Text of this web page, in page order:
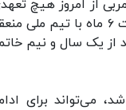
از امروز هیچ تعهدی
نسبت به تیم ملی ندارد. این مربی کروات اواسط بهمن ۹۸ قراردادی را به مدت ۶ ماه با تیم ملی منعقد
از یک سال و نیم خاتمه
می‌تواند برای ادامه